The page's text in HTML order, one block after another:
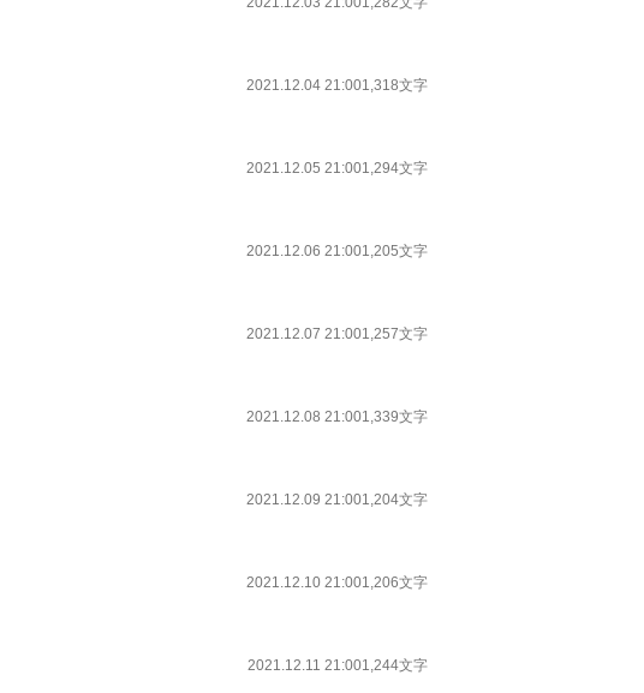
2021.12.04 21:001,318文字
2021.12.05 21:001,294文字
2021.12.06 21:001,205文字
2021.12.07 21:001,257文字
2021.12.08 21:001,339文字
2021.12.09 21:001,204文字
2021.12.10 21:001,206文字
2021.12.11 21:001,244文字